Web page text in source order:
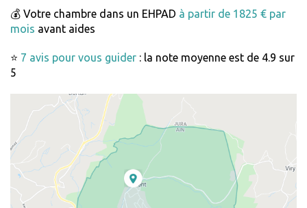
💰 Votre chambre dans un EHPAD à partir de 1825 € par
mois avant aides
⭐ 7 avis pour vous guider : la note moyenne est de 4.9 sur
5